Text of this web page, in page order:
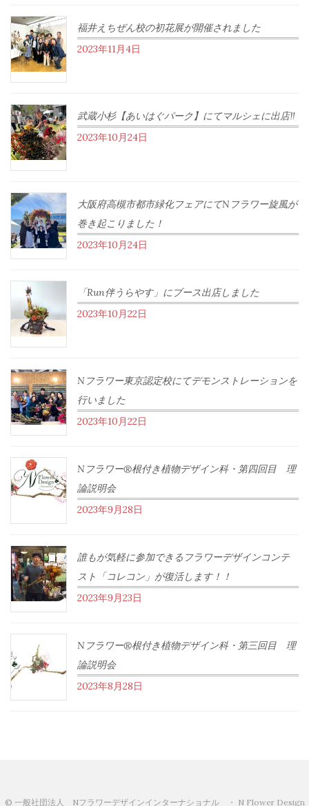
福井えちぜん校の初花展が開催されました
2023年11月4日
武蔵小杉【あいはぐパーク】にてマルシェに出店‼︎
2023年10月24日
大阪府高槻市都市緑化フェアにてNフラワー旋風が
巻き起こりました！
2023年10月24日
「Run伴うらやす」にブース出店しました
2023年10月22日
Nフラワー東京認定校にてデモンストレーションを
行いました
2023年10月22日
Nフラワー®根付き植物デザイン科・第四回目 理
論説明会
2023年9月28日
誰もが気軽に参加できるフラワーデザインコンテ
スト「コレコン」が復活します！！
2023年9月23日
Nフラワー®根付き植物デザイン科・第三回目 理
論説明会
2023年8月28日
© 一般社団法人 Nフラワーデザインインターナショナル ・ N Flower Design